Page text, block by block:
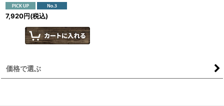
7,920円(税込)
価格で選ぶ